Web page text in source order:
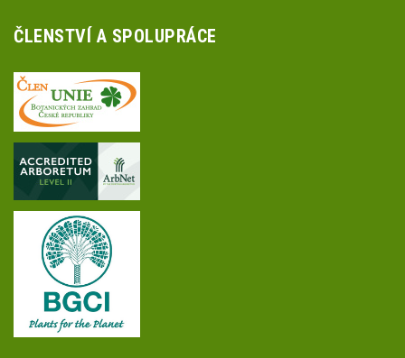
ČLENSTVÍ A SPOLUPRÁCE